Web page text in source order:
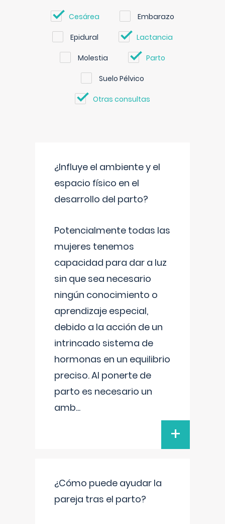
Cesárea Embarazo
Epidural Lactancia
Molestia Parto
Suelo Pélvico
Otras consultas
¿Influye el ambiente y el
espacio físico en el
desarrollo del parto?
Potencialmente todas las
mujeres tenemos
capacidad para dar a luz
sin que sea necesario
ningún conocimiento o
aprendizaje especial,
debido a la acción de un
intrincado sistema de
hormonas en un equilibrio
preciso. Al ponerte de
parto es necesario un
amb...
+
¿Cómo puede ayudar la
pareja tras el parto?